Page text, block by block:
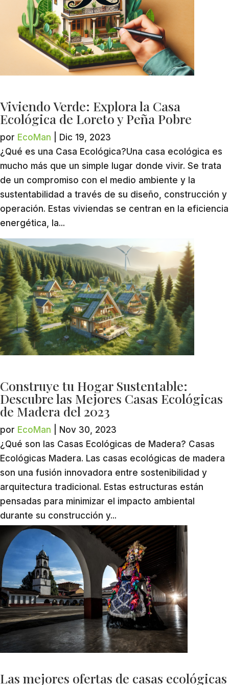
Viviendo Verde: Explora la Casa
Ecológica de Loreto y Peña Pobre
por EcoMan
Dic 19, 2023
¿Qué es una Casa Ecológica?Una casa ecológica es
mucho más que un simple lugar donde vivir. Se trata
de un compromiso con el medio ambiente y la
sustentabilidad a través de su diseño, construcción y
operación. Estas viviendas se centran en la eficiencia
energética, la...
Construye tu Hogar Sustentable:
Descubre las Mejores Casas Ecológicas
de Madera del 2023
por EcoMan
Nov 30, 2023
¿Qué son las Casas Ecológicas de Madera? Casas
Ecológicas Madera. Las casas ecológicas de madera
son una fusión innovadora entre sostenibilidad y
arquitectura tradicional. Estas estructuras están
pensadas para minimizar el impacto ambiental
durante su construcción y...
Las mejores ofertas de casas ecológicas